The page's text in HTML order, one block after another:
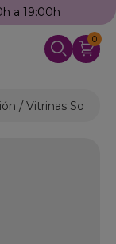
a 19:00h
0
Vitrinas